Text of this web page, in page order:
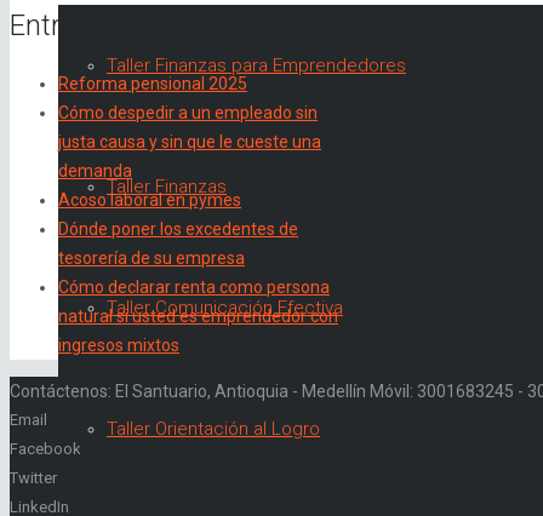
Taller Finanzas para Emprendedores
Taller Finanzas
Taller Comunicación Efectiva
Taller Orientación al Logro
Entradas recientes
Reforma pensional 2025
Cómo despedir a un empleado sin
justa causa y sin que le cueste una
demanda
Acoso laboral en pymes
Dónde poner los excedentes de
tesorería de su empresa
Cómo declarar renta como persona
natural si usted es emprendedor con
ingresos mixtos
Contáctenos: El Santuario, Antioquia - Medellín Móvil: 3001683245 -
Email
Facebook
Twitter
LinkedIn